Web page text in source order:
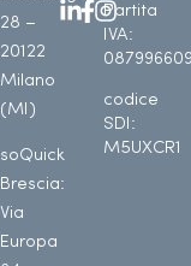
28 –
20122
Milano
(MI)
soQuick
Brescia:
Via
Europa
Partita
IVA:
codice
SDI:
M5UXCR1